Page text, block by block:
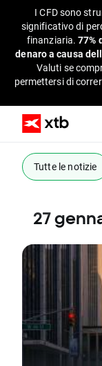
I CFD sono
significativo di
finanziaria.77%
denaro a causa
Valuti se
permettersi di
Tutte le notizie
27